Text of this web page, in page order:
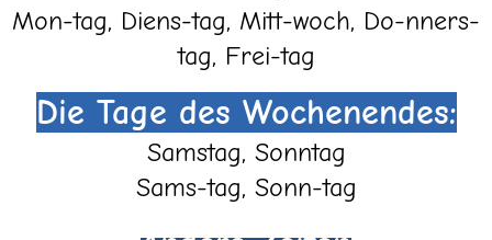
Mon-tag, Diens-tag, Mitt-woch, Do-nners-
tag, Frei-tag
Die Tage des Wochenendes:
Samstag, Sonntag
Sams-tag, Sonn-tag